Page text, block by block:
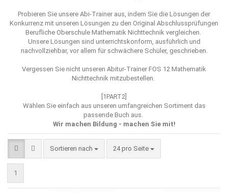
Probieren Sie unsere Abi-Trainer aus, indem Sie die Lösungen der
Konkurrenz mit unseren Lösungen zu den Original Abschlussprüfungen
Berufliche Oberschule Mathematik Nichttechnik vergleichen.
Unsere Lösungen sind unterrichtskonform, ausführlich und
nachvollziehbar, vor allem für schwächere Schüler, geschrieben.
Vergessen Sie nicht unseren Abitur-Trainer FOS 12 Mathematik
Nichttechnik mitzubestellen.
[1PART2]
Wählen Sie einfach aus unseren umfangreichen Sortiment das
passende Buch aus.
Wir machen Bildung - machen Sie mit!
Sortieren nach
Sortieren nach 24 pro Seite
pro Seite
1